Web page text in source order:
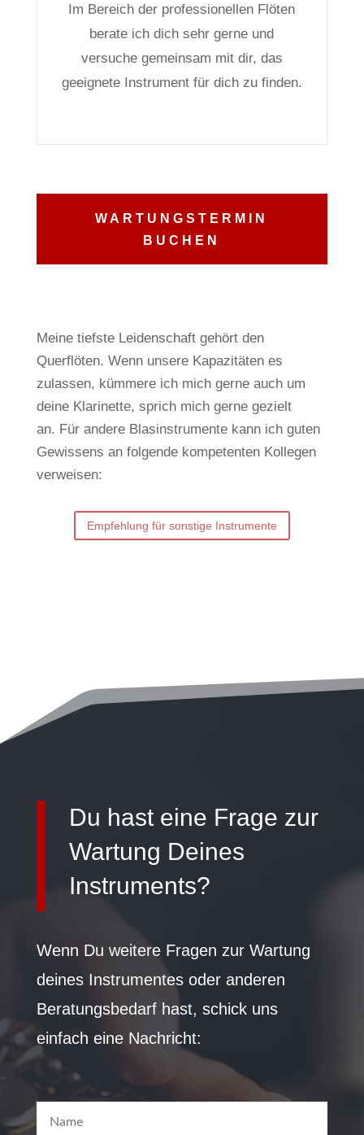
Im Bereich der professionellen Flöten
berate ich dich sehr gerne und
versuche gemeinsam mit dir, das
geeignete Instrument für dich zu finden.
WARTUNGSTERMIN
BUCHEN
Meine tiefste Leidenschaft gehört den
Querflöten. Wenn unsere Kapazitäten es
zulassen, kümmere ich mich gerne auch um
deine Klarinette, sprich mich gerne gezielt
an. Für andere Blasinstrumente kann ich guten
Gewissens an folgende kompetenten Kollegen
verweisen:
Empfehlung für sonstige Instrumente
Du hast eine Frage zur
Wartung Deines
Instruments?
Wenn Du weitere Fragen zur Wartung
deines Instrumentes oder anderen
Beratungsbedarf hast, schick uns
einfach eine Nachricht: